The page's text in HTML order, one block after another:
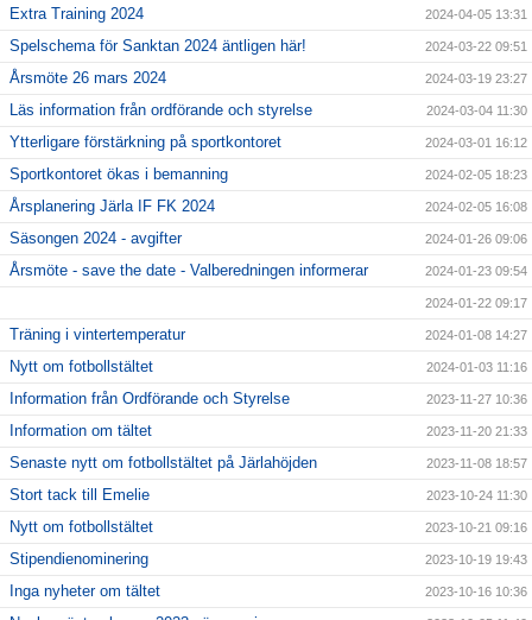
Extra Training 2024 2024-04-05 13:31
Spelschema för Sanktan 2024 äntligen här! 2024-03-22 09:51
Årsmöte 26 mars 2024 2024-03-19 23:27
Läs information från ordförande och styrelse 2024-03-04 11:30
Ytterligare förstärkning på sportkontoret 2024-03-01 16:12
Sportkontoret ökas i bemanning 2024-02-05 18:23
Årsplanering Järla IF FK 2024 2024-02-05 16:08
Säsongen 2024 - avgifter 2024-01-26 09:06
Årsmöte - save the date - Valberedningen informerar 2024-01-23 09:54
2024-01-22 09:17
Träning i vintertemperatur 2024-01-08 14:27
Nytt om fotbollstältet 2024-01-03 11:16
Information från Ordförande och Styrelse 2023-11-27 10:36
Information om tältet 2023-11-20 21:33
Senaste nytt om fotbollstältet på Järlahöjden 2023-11-08 18:57
Stort tack till Emelie 2023-10-24 11:30
Nytt om fotbollstältet 2023-10-21 09:16
Stipendienominering 2023-10-19 19:43
Inga nyheter om tältet 2023-10-16 10:36